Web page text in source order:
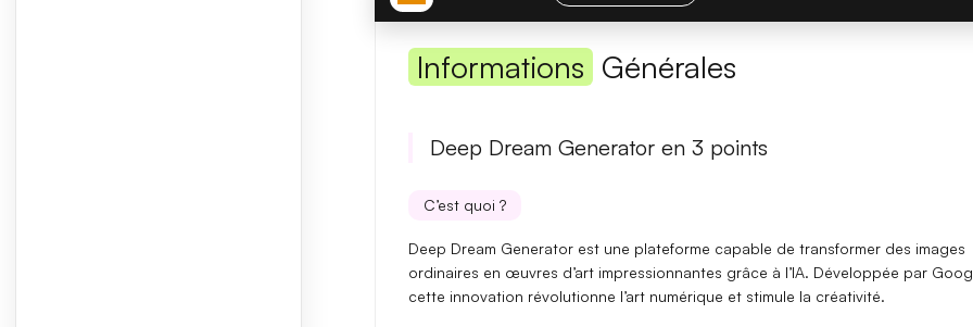
Note globale
[TEST] Midjourney V8 : ce qui change
Informations Générales
Deep Dream Generator en 3 points
C’est quoi ?
Deep Dream Generator est une plateforme capable de transformer des images
ordinaires en œuvres d’art impressionnantes grâce à l’IA. Développée par
cette innovation révolutionne l’art numérique et stimule la créativité.